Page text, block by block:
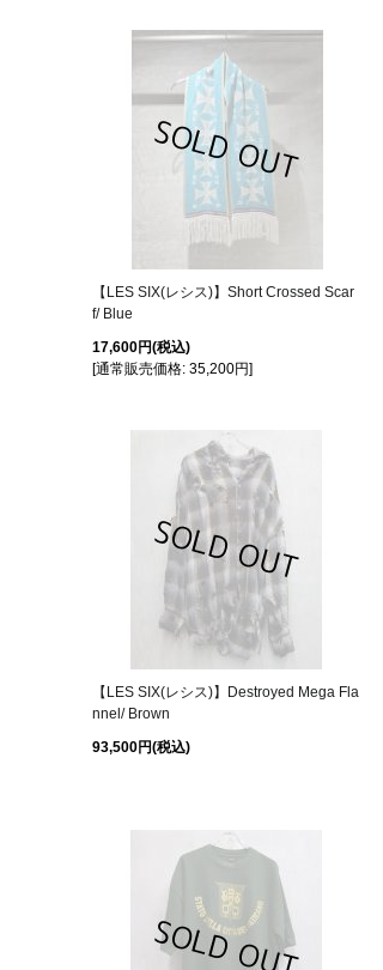
【LES SIX(レシス)】Short Crossed Scar
f/ Blue
17,600円(税込)
[通常販売価格: 35,200円]
【LES SIX(レシス)】Destroyed Mega Fla
nnel/ Brown
93,500円(税込)